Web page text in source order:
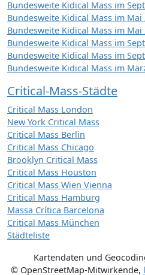
Bundesweite Kidical Mass im
Bundesweite Kidical Mass im Mai
Bundesweite Kidical Mass im Mai
Bundesweite Kidical Mass im
Bundesweite Kidical Mass im
Bundesweite Kidical Mass im
Critical-Mass-Städte
Critical Mass London
New York Critical Mass
Critical Mass Berlin
Critical Mass Chicago
Brooklyn Critical Mass
Critical Mass Houston
Critical Mass Wien Vienna
Critical Mass Hamburg
Massa Crítica Barcelona
Critical Mass München
Städteliste
Kartendaten und
© OpenStreetMap-Mitwirkende,